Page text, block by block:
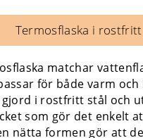
Termosflaska i
matchar
för både varm och
gjord i rostfritt stål och
som gör det enkelt
nätta formen gör att